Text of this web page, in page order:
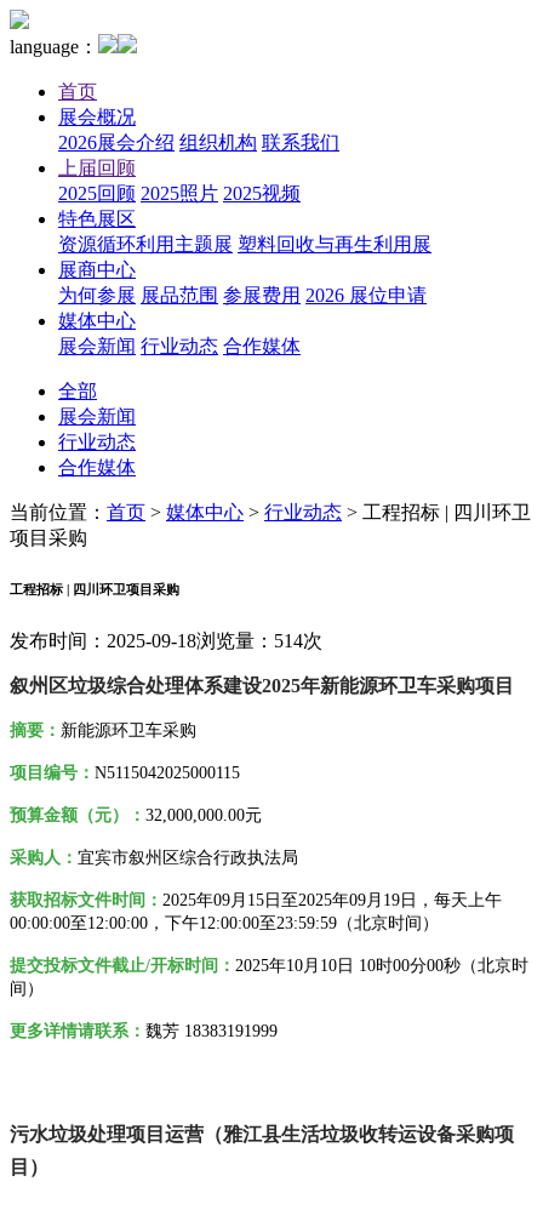
language：
首页
展会概况
2026展会介绍 组织机构 联系我们
上届回顾
2025回顾 2025照片 2025视频
特色展区
资源循环利用主题展 塑料回收与再生利用展
展商中心
为何参展 展品范围 参展费用 2026 展位申请
媒体中心
展会新闻 行业动态 合作媒体
全部
展会新闻
行业动态
合作媒体
当前位置： 首页 > 媒体中心 > 行业动态 > 工程招标 | 四川环卫
项目采购
工程招标 | 四川环卫项目采购
发布时间：2025-09-18浏览量：514次
叙州区垃圾综合处理体系建设2025年新能源环卫车采购项目
摘要 ： 新能源环卫车采购
项目编号： N5115042025000115
预算金额（元）： 32,000,000.00元
采购人 ： 宜宾市叙州区综合行政执法局
获取招标文件时间： 2025年09月15日至2025年09月19日 ，每天上午
00:00:00至12:00:00，下午12:00:00至23:59:59（北京时间）
提交投标文件截止/开标时间： 2025年10月10日 10时00分00秒（北京时
间）
更多详情请联系 ： 魏芳 18383191999
污水垃圾处理项目运营（雅江县生活垃圾收转运设备采购项
目）